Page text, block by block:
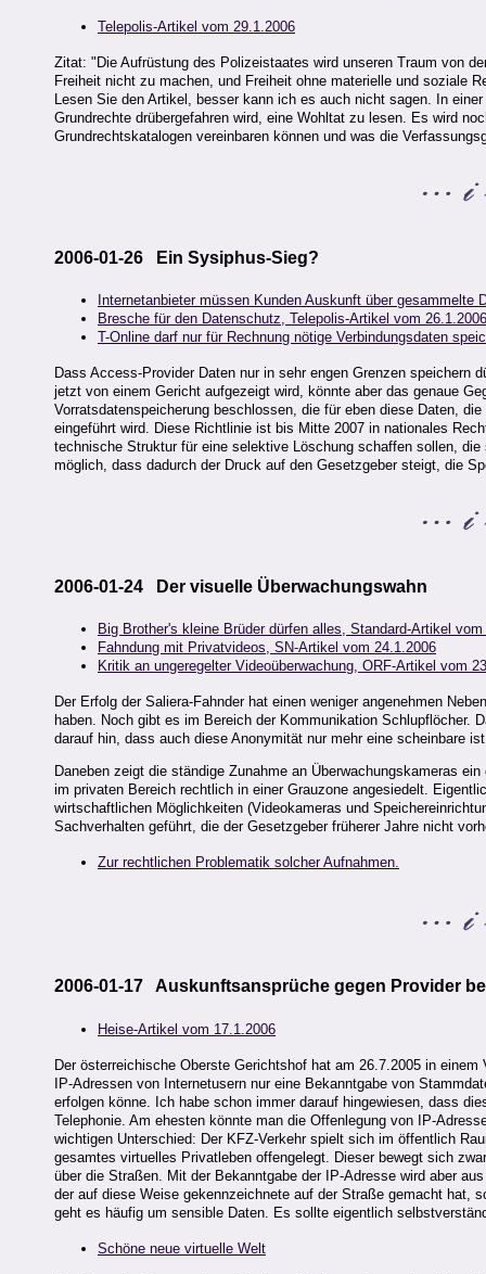
Telepolis-Artikel vom 29.1.2006
Zitat: "Die Aufrüstung des Polizeistaates wird unseren Traum von
Freiheit nicht zu machen, und Freiheit ohne materielle und soziale
Lesen Sie den Artikel, besser kann ich es auch nicht sagen. In
Grundrechte drübergefahren wird, eine Wohltat zu lesen. Es wird
Grundrechtskatalogen vereinbaren können und was die
2006-01-26 Ein Sysiphus-Sieg?
Internetanbieter müssen Kunden Auskunft über gesammelte
Bresche für den Datenschutz, Telepolis-Artikel vom 26.1.2006
T-Online darf nur für Rechnung nötige Verbindungsdaten
Dass Access-Provider Daten nur in sehr engen Grenzen speichern
jetzt von einem Gericht aufgezeigt wird, könnte aber das genaue
Vorratsdatenspeicherung beschlossen, die für eben diese Daten,
eingeführt wird. Diese Richtlinie ist bis Mitte 2007 in nationales
technische Struktur für eine selektive Löschung schaffen sollen,
möglich, dass dadurch der Druck auf den Gesetzgeber steigt, die
2006-01-24 Der visuelle Überwachungswahn
Big Brother's kleine Brüder dürfen alles, Standard-Artikel
Fahndung mit Privatvideos, SN-Artikel vom 24.1.2006
Kritik an ungeregelter Videoüberwachung, ORF-Artikel vom
Der Erfolg der Saliera-Fahnder hat einen weniger angenehmen
haben. Noch gibt es im Bereich der Kommunikation Schlupflöcher.
darauf hin, dass auch diese Anonymität nur mehr eine scheinbare
Daneben zeigt die ständige Zunahme an Überwachungskameras
im privaten Bereich rechtlich in einer Grauzone angesiedelt.
wirtschaftlichen Möglichkeiten (Videokameras und
Sachverhalten geführt, die der Gesetzgeber früherer Jahre nicht
Zur rechtlichen Problematik solcher Aufnahmen.
2006-01-17 Auskunftsansprüche gegen Provider
Heise-Artikel vom 17.1.2006
Der österreichische Oberste Gerichtshof hat am 26.7.2005 in
IP-Adressen von Internetusern nur eine Bekanntgabe von
erfolgen könne. Ich habe schon immer darauf hingewiesen, dass
Telephonie. Am ehesten könnte man die Offenlegung von IP-
wichtigen Unterschied: Der KFZ-Verkehr spielt sich im öffentlich
gesamtes virtuelles Privatleben offengelegt. Dieser bewegt sich
über die Straßen. Mit der Bekanntgabe der IP-Adresse wird aber
der auf diese Weise gekennzeichnete auf der Straße gemacht hat,
geht es häufig um sensible Daten. Es sollte eigentlich
Schöne neue virtuelle Welt